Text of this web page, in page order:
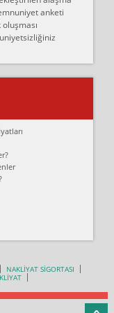
yaptım.
ağrılı
dediler
bir
Çok
bir çok
anketi
NAKLİYAT SİGORTASI